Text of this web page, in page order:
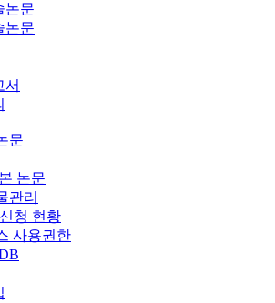
논문
논문
서
문
논문
관리
청 현황
사용권한